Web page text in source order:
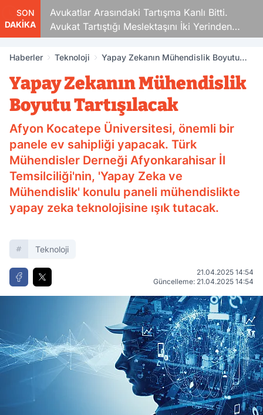
SON
DAKİKA
Avukatlar Arasındaki Tartışma Kanlı Bitti.
Avukat Tartıştığı Meslektaşını İki Yerinden
Vurdu
Haberler Teknoloji
Yapay Zekanın Mühendislik Boyutu
Yapay Zekanın Mühendislik
Boyutu Tartışılacak
Afyon Kocatepe Üniversitesi, önemli bir
panele ev sahipliği yapacak. Türk
Mühendisler Derneği Afyonkarahisar İl
Temsilciliği'nin, 'Yapay Zeka ve
Mühendislik' konulu paneli mühendislikte
yapay zeka teknolojisine ışık tutacak.
Teknoloji
21.04.2025 14:54
Güncelleme: 21.04.2025 14:54